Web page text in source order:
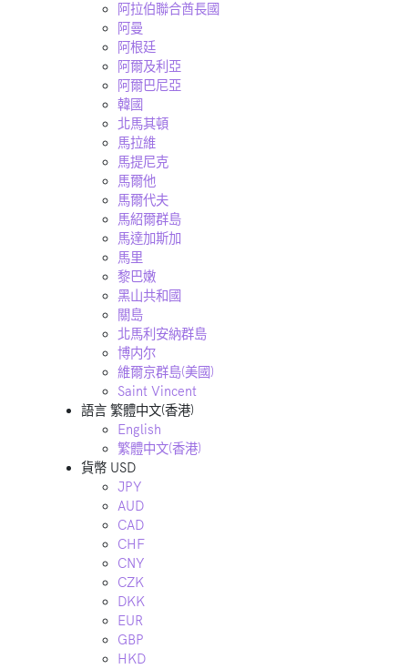
阿拉伯聯合酋長國
阿曼
阿根廷
阿爾及利亞
阿爾巴尼亞
韓國
北馬其頓
馬拉維
馬提尼克
馬爾他
馬爾代夫
馬紹爾群島
馬達加斯加
馬里
黎巴嫩
黑山共和國
關島
北馬利安納群島
博内尔
維爾京群島(美國)
Saint Vincent
語言 繁體中文(香港)
English
繁體中文(香港)
貨幣 USD
JPY
AUD
CAD
CHF
CNY
CZK
DKK
EUR
GBP
HKD